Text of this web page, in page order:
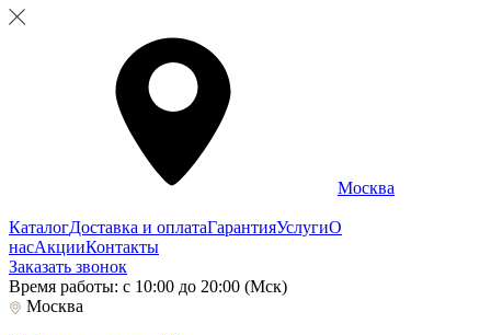
Москва
КаталогДоставка и оплатаГарантияУслугиО
насАкцииКонтакты
Заказать звонок
Время работы: с 10:00 до 20:00 (Мск)
Москва